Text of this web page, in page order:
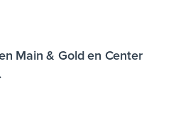
Main & Gold en Center